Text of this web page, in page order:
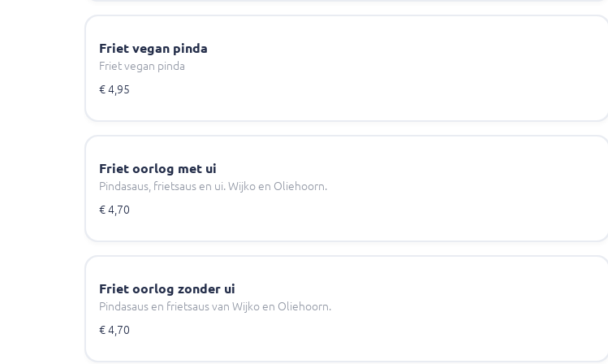
Friet vegan pinda
Friet vegan pinda
€ 4,95
Friet oorlog met ui
Pindasaus, frietsaus en ui. Wijko en Oliehoorn.
€ 4,70
Friet oorlog zonder ui
Pindasaus en frietsaus van Wijko en Oliehoorn.
€ 4,70